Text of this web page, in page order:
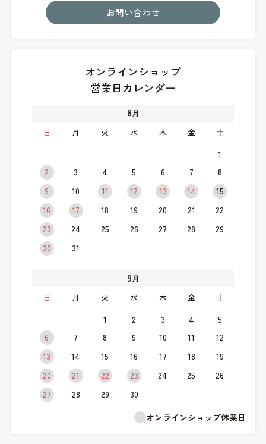
お問い合わせ
オンラインショップ
営業日カレンダー
8月
日
月 火 水 木 金 土
1
2
3 4 5 6 7
8
9
10 11 12 13 14
15
16
17 18 19 20 21
22
23
24 25 26 27 28
29
30
31
9月
日
月 火 水 木 金 土
1 2 3 4
5
6
7 8 9 10 11
12
13
14 15 16 17 18
19
20
21 22 23 24 25
26
27
28 29
30
オンラインショップ休業日